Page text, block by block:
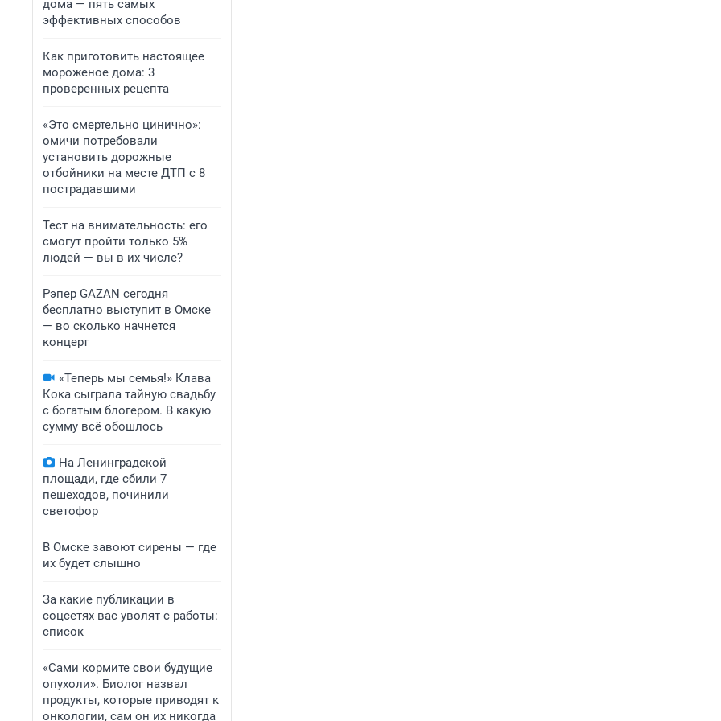
дома — пять самых
эффективных способов
Как приготовить настоящее
мороженое дома: 3
проверенных рецепта
«Это смертельно цинично»:
омичи потребовали
установить дорожные
отбойники на месте ДТП с 8
пострадавшими
Тест на внимательность: его
смогут пройти только 5%
людей — вы в их числе?
Рэпер GAZAN сегодня
бесплатно выступит в Омске
— во сколько начнется
концерт
«Теперь мы семья!» Клава
Кока сыграла тайную свадьбу
с богатым блогером. В какую
сумму всё обошлось
На Ленинградской
площади, где сбили 7
пешеходов, починили
светофор
В Омске завоют сирены — где
их будет слышно
За какие публикации в
соцсетях вас уволят с работы:
список
«Сами кормите свои будущие
опухоли». Биолог назвал
продукты, которые приводят к
онкологии, сам он их никогда